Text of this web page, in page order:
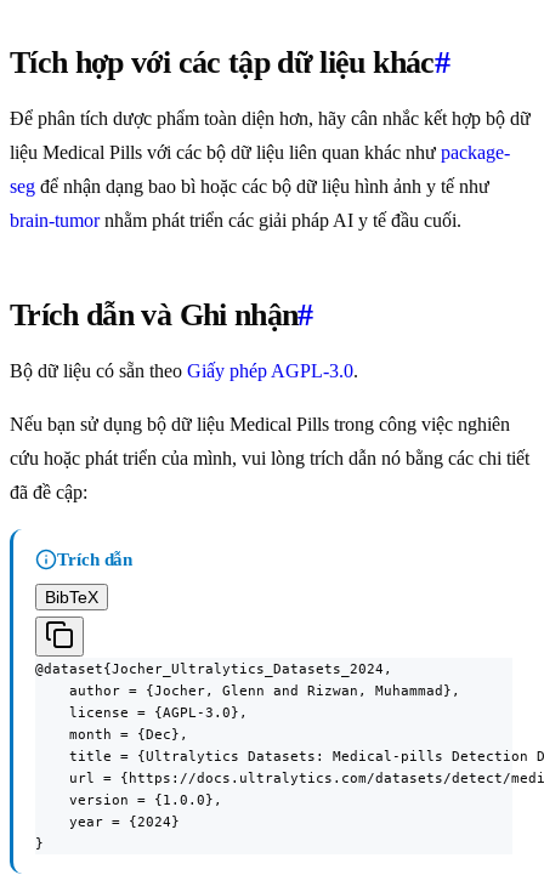
Tích hợp với các tập dữ liệu khác#
Để phân tích dược phẩm toàn diện hơn, hãy cân nhắc kết hợp bộ dữ
liệu Medical Pills với các bộ dữ liệu liên quan khác như package-
seg để nhận dạng bao bì hoặc các bộ dữ liệu hình ảnh y tế như
brain-tumornhằm phát triển các giải pháp AI y tế đầu cuối.
Trích dẫn và Ghi nhận#
Bộ dữ liệu có sẵn theo Giấy phép AGPL-3.0.
Nếu bạn sử dụng bộ dữ liệu Medical Pills trong công việc nghiên
cứu hoặc phát triển của mình, vui lòng trích dẫn nó bằng các chi tiết
đã đề cập:
Trích dẫn
BibTeX
@dataset{Jocher_Ultralytics_Datasets_2024,
    author = {Jocher, Glenn and Rizwan, Muhammad},
    license = {AGPL-3.0},
    month = {Dec},
title = {Ultralytics Datasets: Medical-pills Detection
url = {https://docs.ultralytics.com/datasets/detect/
    version = {1.0.0},
    year = {2024}
}